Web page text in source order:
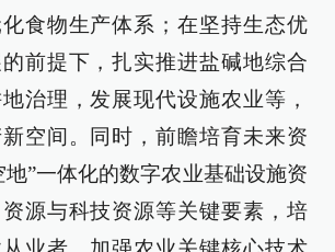
食物生产体系；在坚持生态优
前提下，扎实推进盐碱地综合
治理，发展现代设施农业等，
空间。同时，前瞻培育未来资
地”一体化的数字农业基础设施资
源与科技资源等关键要素，培